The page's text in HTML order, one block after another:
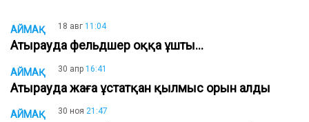
АЙМАҚ 18 авг 11:04
Атырауда фельдшер оққа ұшты...
АЙМАҚ 30 апр 16:41
Атырауда жаға ұстатқан қылмыс орын алды
АЙМАҚ 30 ноя 21:47